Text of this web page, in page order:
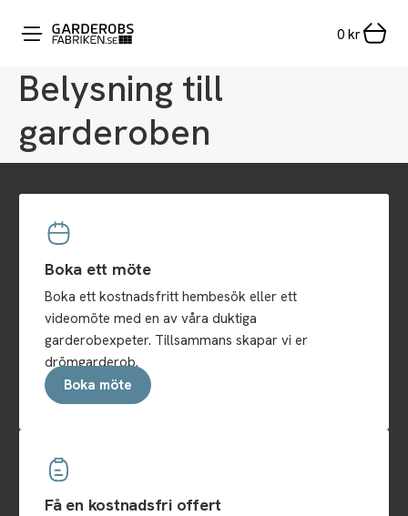
0 kr
Belysning till
garderoben
Boka ett möte
Boka ett kostnadsfritt hembesök eller ett
videomöte med en av våra duktiga
garderobexpeter. Tillsammans skapar vi er
drömgarderob.
Boka möte
Få en kostnadsfri offert